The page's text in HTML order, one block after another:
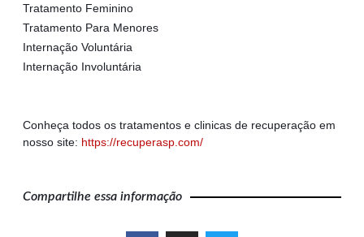
Tratamento Feminino
Tratamento Para Menores
Internação Voluntária
Internação Involuntária
Conheça todos os tratamentos e clinicas de recuperação em
nosso site: https://recuperasp.com/
Compartilhe essa informação